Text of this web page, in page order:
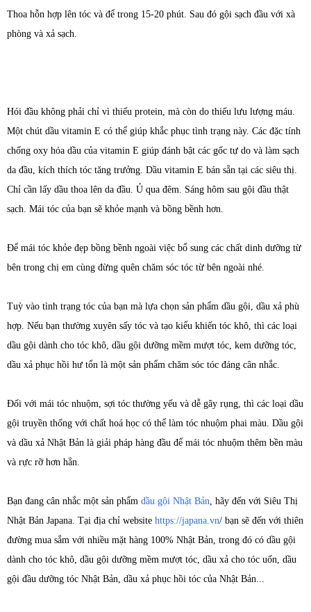
Thoa hỗn hợp lên tóc và để trong 15-20 phút. Sau đó gội sạch đầu với xà
phòng và xả sạch.
Hói đầu không phải chỉ vì thiếu protein, mà còn do thiếu lưu lượng máu.
Một chút dầu vitamin E có thể giúp khắc phục tình trạng này. Các đặc tính
chống oxy hóa dầu của vitamin E giúp đánh bật các gốc tự do và làm sạch
da đầu, kích thích tóc tăng trưởng. Dầu vitamin E bán sẵn tại các siêu thị.
Chỉ cần lấy dầu thoa lên da đầu. Ủ qua đêm. Sáng hôm sau gội đầu thật
sạch. Mái tóc của bạn sẽ khỏe mạnh và bồng bềnh hơn.
Để mái tóc khỏe đẹp bồng bềnh ngoài việc bổ sung các chất dinh dưỡng từ
bên trong chị em cùng đừng quên chăm sóc tóc từ bên ngoài nhé.
Tuỳ vào tình trạng tóc của bạn mà lựa chọn sản phẩm dầu gội, dầu xả phù
hợp. Nếu bạn thường xuyên sấy tóc và tạo kiểu khiến tóc khô, thì các loại
dầu gội dành cho tóc khô, dầu gội dưỡng mềm mượ​t tóc, kem dưỡng tóc,
dầu xả phục hồi hư tổn là một sản phẩm chăm sóc tóc đáng cân nhắc.
Đối với mái tóc nhuộm, sợi tóc thường yếu và dễ gãy rụng, thì các loại dầu
gội truyền thống với chất hoá học có thể làm tóc nhuộm phai màu. Dầu gội
và dầu xả Nhật Bản là giải pháp hàng đầu để mái tóc nhuộm thêm bền màu
và rực rỡ hơn hẳn.
Bạn đang cân nhắc một sản phẩm dầu gội Nhật Bản, hãy đến với Siêu Thị
Nhật Bản Japana. Tại địa chỉ website https://japana.vn/ bạn sẽ đến với thiên
đường mua sắm với nhiều mặt hàng 100% Nhật Bản, trong đó có dầu gội
dành cho tóc khô, dầu gội dưỡng mềm mượt tóc​, dầu xả cho tóc uốn, dầu
gội đầu dưỡng tóc Nhật Bản, dầu xả phục hồi tóc của Nhật Bản...